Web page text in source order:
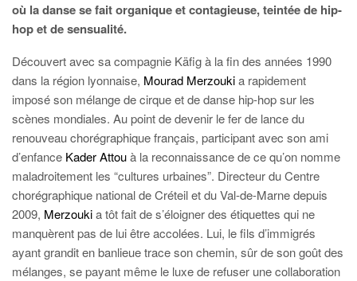
où la danse se fait organique et contagieuse, teintée de hip-
hop et de sensualité.
Découvert avec sa compagnie Käfig à la fin des années 1990
dans la région lyonnaise, Mourad Merzoukia rapidement
imposé son mélange de cirque et de danse hip-hop sur les
scènes mondiales. Au point de devenir le fer de lance du
renouveau chorégraphique français, participant avec son ami
d’enfance Kader Attouà la reconnaissance de ce qu’on nomme
maladroitement les “cultures urbaines”. Directeur du Centre
chorégraphique national de Créteil et du Val-de-Marne depuis
2009, Merzoukia tôt fait de s’éloigner des étiquettes qui ne
manquèrent pas de lui être accolées. Lui, le fils d’immigrés
ayant grandit en banlieue trace son chemin, sûr de son goût des
mélanges, se payant même le luxe de refuser une collaboration